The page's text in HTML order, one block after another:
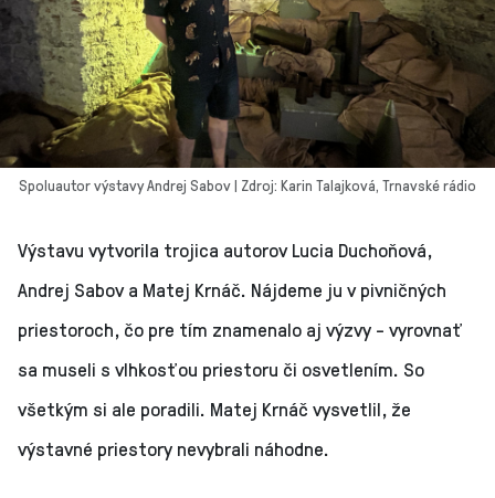
Spoluautor výstavy Andrej Sabov | Zdroj: Karin Talajková, Trnavské rádio
Výstavu vytvorila trojica autorov Lucia Duchoňová,
Andrej Sabov a Matej Krnáč. Nájdeme ju v pivničných
priestoroch, čo pre tím znamenalo aj výzvy - vyrovnať
sa museli s vlhkosťou priestoru či osvetlením. So
všetkým si ale poradili. Matej Krnáč vysvetlil, že
výstavné priestory nevybrali náhodne.